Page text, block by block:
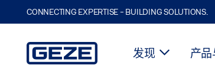
CONNECTING EXPERTISE - BUILDING SOLUTIONS.
发现 产